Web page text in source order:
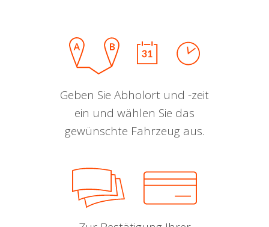
Geben Sie Abholort und -zeit
ein und wählen Sie das
gewünschte Fahrzeug aus.